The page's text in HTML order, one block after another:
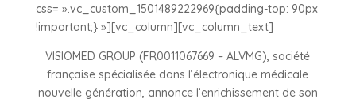
css= ».vc_custom_1501489222969{padding-top: 90px
!important;} »][vc_column][vc_column_text]
VISIOMED GROUP (FR0011067669 – ALVMG), société
française spécialisée dans l’électronique médicale
nouvelle génération, annonce l’enrichissement de son